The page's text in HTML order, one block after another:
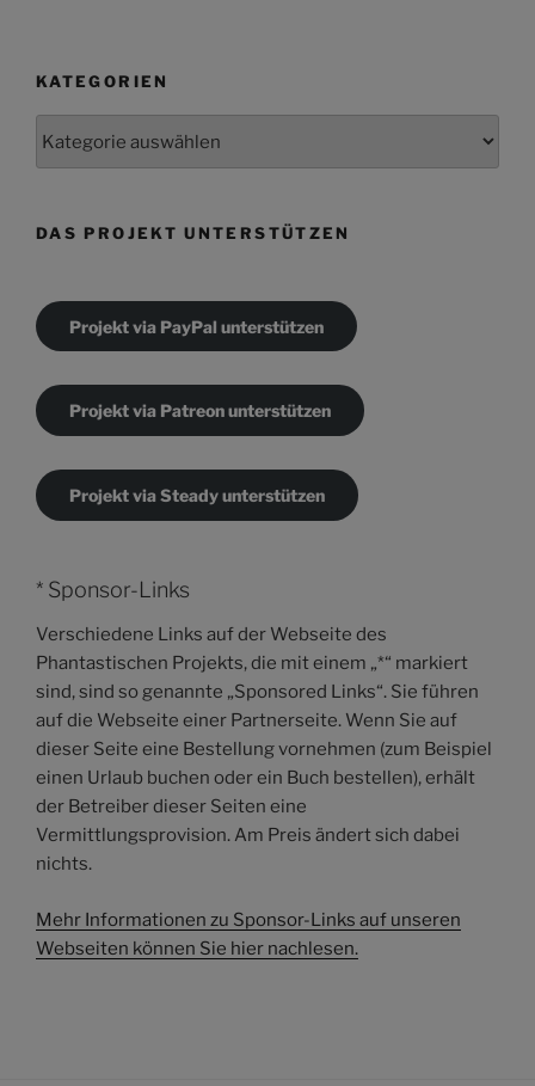
KATEGORIEN
DAS PROJEKT UNTERSTÜTZEN
Projekt via PayPal unterstützen
Projekt via Patreon unterstützen
Projekt via Steady unterstützen
* Sponsor-Links
Verschiedene Links auf der Webseite des
Phantastischen Projekts, die mit einem „*“ markiert
sind, sind so genannte „Sponsored Links“. Sie führen
auf die Webseite einer Partnerseite. Wenn Sie auf
dieser Seite eine Bestellung vornehmen (zum Beispiel
einen Urlaub buchen oder ein Buch bestellen), erhält
der Betreiber dieser Seiten eine
Vermittlungsprovision. Am Preis ändert sich dabei
nichts.
Mehr Informationen zu Sponsor-Links auf unseren
Webseiten können Sie hier nachlesen.